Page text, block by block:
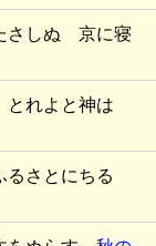
さしぬ 京に寝
れよと神は
さとにちる